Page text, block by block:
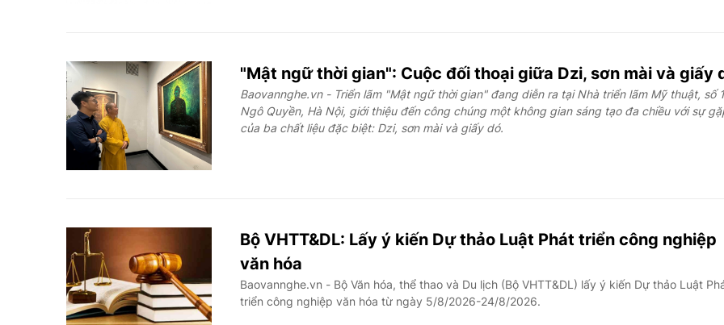
"Mật ngữ thời gian": Cuộc đối thoại giữa Dzi, sơn mài và giấy
Baovannghe.vn - Triển lãm "Mật ngữ thời gian" đang diễn ra tại Nhà triển lãm Mỹ thuật, số
Ngô Quyền, Hà Nội, giới thiệu đến công chúng một không gian sáng tạo đa chiều với sự
của ba chất liệu đặc biệt: Dzi, sơn mài và giấy dó.
Bộ VHTT&DL: Lấy ý kiến Dự thảo Luật Phát triển công nghiệp
văn hóa
Baovannghe.vn - Bộ Văn hóa, thể thao và Du lịch (Bộ VHTT&DL) lấy ý kiến Dự thảo Luật
triển công nghiệp văn hóa từ ngày 5/8/2026-24/8/2026.